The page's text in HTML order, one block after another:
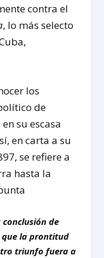
contra el
, lo más selecto
los
de
su escasa
en carta a su
se refiere a
hasta la
conclusión de
que la prontitud
triunfo fuera a